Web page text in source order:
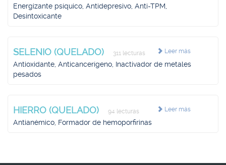
Energizante psíquico, Antidepresivo, Anti-TPM,
Desintoxicante
Leer más
SELENIO (QUELADO) 311 lecturas
Antioxidante, Anticancerígeno, Inactivador de metales
pesados
Leer más
HIERRO (QUELADO) 94 lecturas
Antianémico, Formador de hemoporfirinas